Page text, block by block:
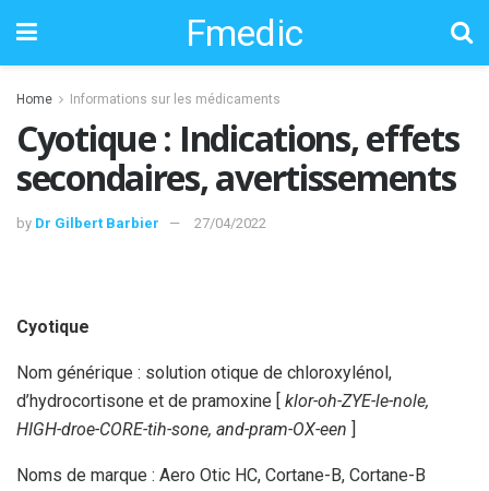
Fmedic
Home Informations sur les médicaments
Cyotique : Indications, effets
secondaires, avertissements
by Dr Gilbert Barbier 27/04/2022
Cyotique
Nom générique : solution otique de chloroxylénol,
d’hydrocortisone et de pramoxine [ klor-oh-ZYE-le-nole,
HIGH-droe-CORE-tih-sone, and-pram-OX-een ]
Noms de marque : Aero Otic HC, Cortane-B, Cortane-B